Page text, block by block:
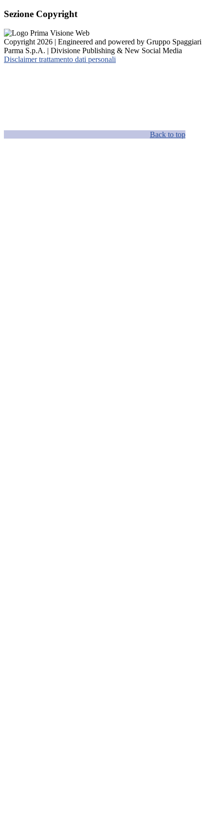
Sezione Copyright
Copyright 2026 | Engineered and powered by Gruppo Spaggiari
Parma S.p.A. | Divisione Publishing & New Social Media
Disclaimer trattamento dati personali
Back to top